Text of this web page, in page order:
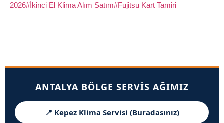
2026#İkinci El Klima Alım Satım#Fujitsu Kart Tamiri
ANTALYA BÖLGE SERVIS AĞIMIZ
📍 Kepez Klima Servisi (Buradasınız)